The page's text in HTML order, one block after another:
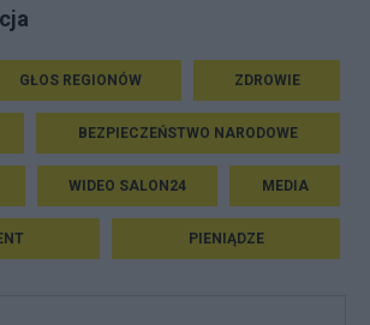
GŁOS REGIONÓW ZDROWIE
BEZPIECZEŃSTWO NARODOWE
WIDEO SALON24 MEDIA
PIENIĄDZE